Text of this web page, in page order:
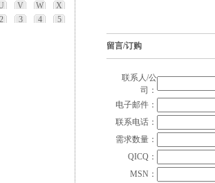
V W
X
2 3 4
5
留言/订购
联系人/公
司：
电子邮件：
联系电话：
需求数量：
QICQ：
MSN：